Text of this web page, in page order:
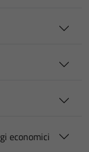
economici